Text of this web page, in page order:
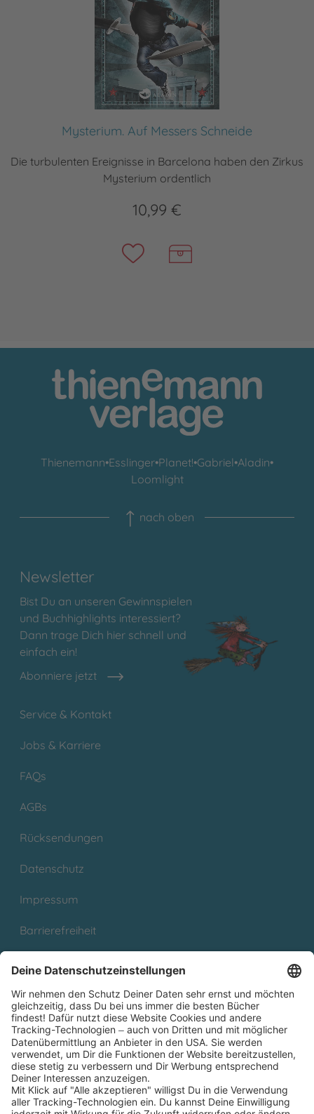
Mysterium. Auf Messers Schneide
Die turbulenten Ereignisse in Barcelona haben den Zirkus
Mysterium ordentlich
10,99 €
Thienemann•Esslinger•Planet!•Gabriel•Aladin•
Loomlight
nach oben
Newsletter
Bist Du an unseren Gewinnspielen
und Buchhighlights interessiert?
Dann trage Dich hier schnell und
einfach ein!
Abonniere jetzt
Service & Kontakt
Jobs & Karriere
FAQs
AGBs
Rücksendungen
Datenschutz
Impressum
Barrierefreiheit
Partnerprogramm (Affiliate)
Folge uns auf